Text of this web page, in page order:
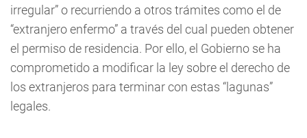
irregular” o recurriendo a otros trámites como el de
“extranjero enfermo” a través del cual pueden obtener
el permiso de residencia. Por ello, el Gobierno se ha
comprometido a modificar la ley sobre el derecho de
los extranjeros para terminar con estas “lagunas”
legales.